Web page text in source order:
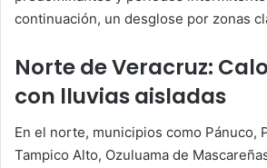
continuación, un desglose por zonas
Norte de Veracruz:
con lluvias aisladas
En el norte, municipios como Pánuco,
Tampico Alto, Ozuluama de